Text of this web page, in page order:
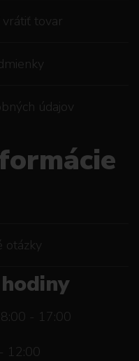
tovar
údajov
otázky
- 17:00
12:00